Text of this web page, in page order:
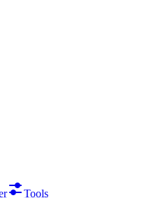
Tools